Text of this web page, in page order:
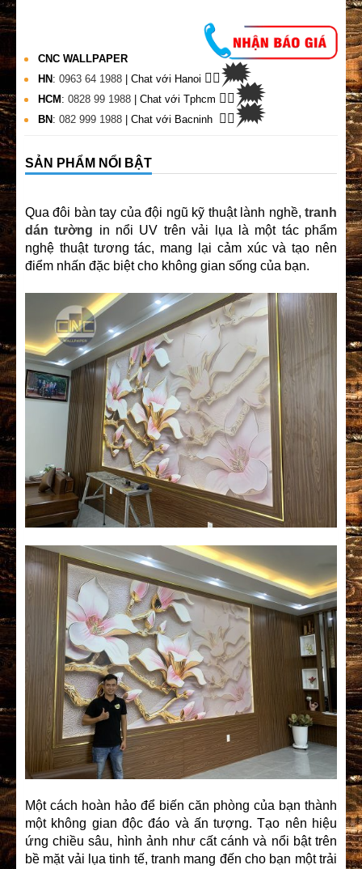
CNC WALLPAPER
HN : 0963 64 1988 | Chat với Hanoi 👉🏽🗯
HCM : 0828 99 1988 | Chat với Tphcm 👉🏽🗯
BN : 082 999 1988 | Chat với Bacninh 👉🏽🗯
SẢN PHẨM NỔI BẬT
Qua đôi bàn tay của đội ngũ kỹ thuật lành nghề, tranh
dán tường in nổi UV trên vải lụa là một tác phẩm
nghệ thuật tương tác, mang lại cảm xúc và tạo nên
điểm nhấn đặc biệt cho không gian sống của bạn.
Một cách hoàn hảo để biến căn phòng của bạn thành
một không gian độc đáo và ấn tượng. Tạo nên hiệu
ứng chiều sâu, hình ảnh như cất cánh và nổi bật trên
bề mặt vải lụa tinh tế, tranh mang đến cho bạn một trải